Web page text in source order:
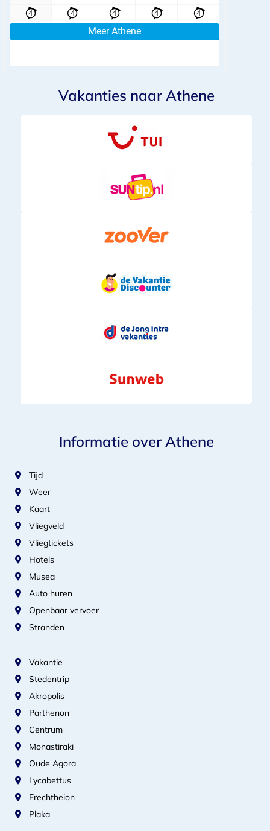
Vakanties naar Athene
Informatie over Athene
Tijd
Weer
Kaart
Vliegveld
Vliegtickets
Hotels
Musea
Auto huren
Openbaar vervoer
Stranden
Vakantie
Stedentrip
Akropolis
Parthenon
Centrum
Monastiraki
Oude Agora
Lycabettus
Erechtheion
Plaka